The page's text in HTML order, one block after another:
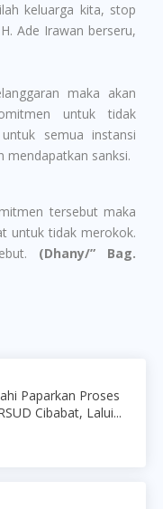
keluarga kita, stop
Ade Irawan berseru,
maka akan
untuk tidak
semua instansi
mendapatkan sanksi.
tersebut maka
untuk tidak merokok.
(Dhany/” Bag.
Paparkan Proses
Cibabat, Lalui...